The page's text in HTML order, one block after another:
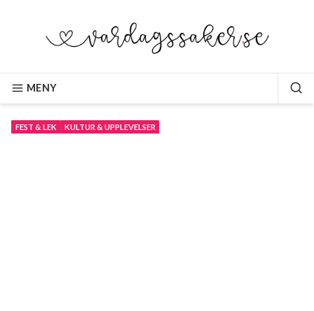
VARDAGSSAKER.SE
MENY
FEST & LEK KULTUR & UPPLEVELSER